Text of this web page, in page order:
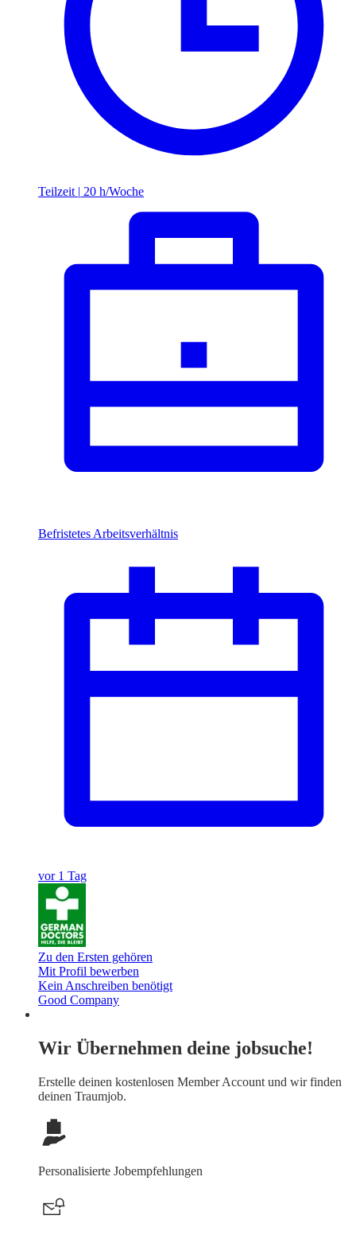
Teilzeit | 20 h/Woche
Befristetes Arbeitsverhältnis
vor 1 Tag
Zu den Ersten gehören
Mit Profil bewerben
Kein Anschreiben benötigt
Good Company
Wir Übernehmen deine jobsuche!
Erstelle deinen kostenlosen Member Account und wir finden
deinen Traumjob.
Personalisierte Jobempfehlungen